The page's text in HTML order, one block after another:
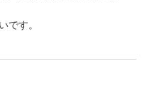
です。